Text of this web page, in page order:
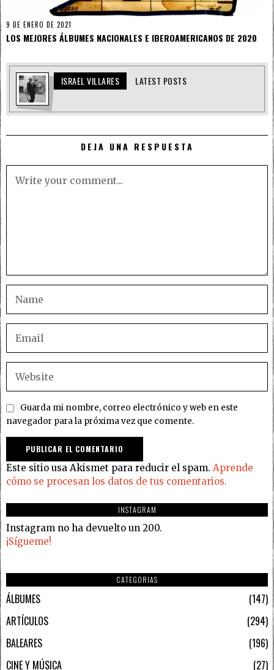
9 DE ENERO DE 2021
LOS MEJORES ÁLBUMES NACIONALES E IBEROAMERICANOS DE 2020
ISRAEL VILLARES LATEST POSTS
DEJA UNA RESPUESTA
Guarda mi nombre, correo electrónico y web en este
navegador para la próxima vez que comente.
Este sitio usa Akismet para reducir el spam. Aprende
cómo se procesan los datos de tus comentarios.
INSTAGRAM
Instagram no ha devuelto un 200.
¡Sígueme!
CATEGORIAS
ÁLBUMES
147
ARTÍCULOS
294
BALEARES
196
CINE Y MÚSICA
27